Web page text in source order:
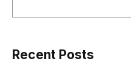
Recent Posts